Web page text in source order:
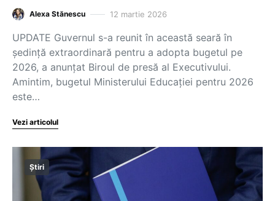
Alexa Stănescu 12 martie 2026
UPDATE Guvernul s-a reunit în această seară în
ședință extraordinară pentru a adopta bugetul pe
2026, a anunțat Biroul de presă al Executivului.
Amintim, bugetul Ministerului Educației pentru 2026
este…
Vezi articolul
Știri